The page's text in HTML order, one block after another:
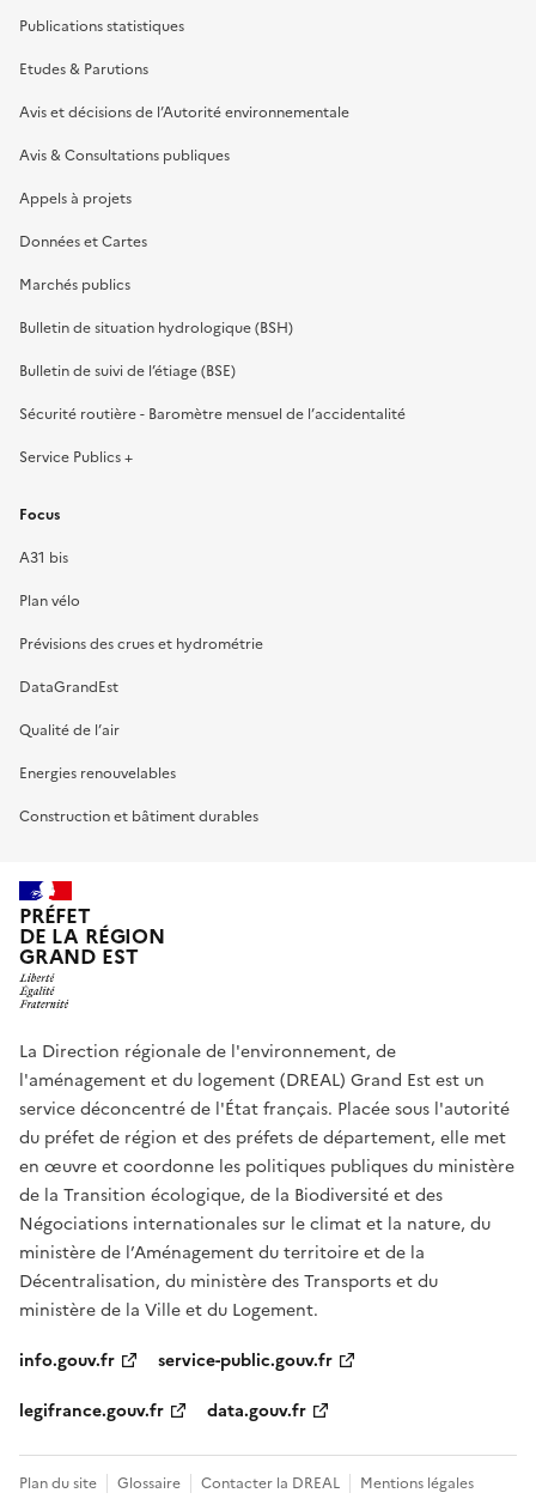
Publications statistiques
Etudes & Parutions
Avis et décisions de l’Autorité environnementale
Avis & Consultations publiques
Appels à projets
Données et Cartes
Marchés publics
Bulletin de situation hydrologique (BSH)
Bulletin de suivi de l’étiage (BSE)
Sécurité routière - Baromètre mensuel de l’accidentalité
Service Publics +
Focus
A31 bis
Plan vélo
Prévisions des crues et hydrométrie
DataGrandEst
Qualité de l’air
Energies renouvelables
Construction et bâtiment durables
PRÉFET
DE LA RÉGION
GRAND EST
La Direction régionale de l'environnement, de
l'aménagement et du logement (DREAL) Grand Est est un
service déconcentré de l'État français. Placée sous l'autorité
du préfet de région et des préfets de département, elle met
en œuvre et coordonne les politiques publiques du ministère
de la Transition écologique, de la Biodiversité et des
Négociations internationales sur le climat et la nature, du
ministère de l’Aménagement du territoire et de la
Décentralisation, du ministère des Transports et du
ministère de la Ville et du Logement.
info.gouv.fr
service-public.gouv.fr
legifrance.gouv.fr
data.gouv.fr
Plan du site Glossaire Contacter la DREAL Mentions légales